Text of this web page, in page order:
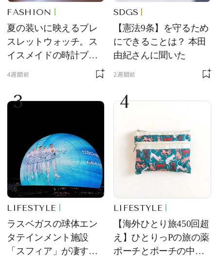
FASHION
夏の装いに映えるブレ
スレットウォッチ。ス
イスメイドの時計ブラ
ンド【フレデリック・
をレビュー。【それい
け！ 良品ハンター】
4週間前
SDGS
【憲法9条】を守るため
にできることは？ 本田
由紀さんに聞いた
2週間前
3
LIFESTYLE
ラスベガスの球体エン
タテインメント施設
「スフィア」が凄すぎ
4
LIFESTYLE
【海外ひとり旅450回超
え】ひとりっPの旅の薬
ポーチとポーチの中身